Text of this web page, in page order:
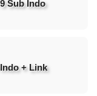
Sub Indo
+ Link